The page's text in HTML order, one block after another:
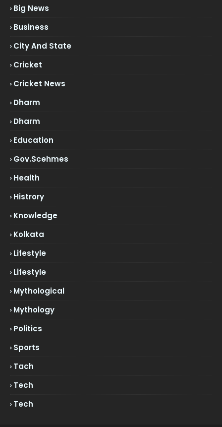
Big News
Business
City And State
Cricket
Cricket News
Dharm
Dharm
Education
Gov.scehmes
Health
Histrory
Knowledge
Kolkata
Lifestyle
Lifestyle
Mythological
Mythology
Politics
Sports
Tach
Tech
Tech